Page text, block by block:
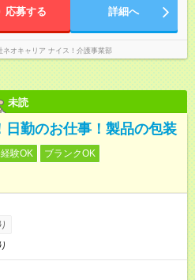
応募する 詳細へ
ネオキャリア ナイス！介護事業部
未読
勤のお仕事！製品の包装
験OK
ブランクOK